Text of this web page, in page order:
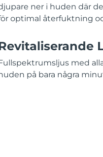
ner i huden där
optimal återfuktning
med
på bara några